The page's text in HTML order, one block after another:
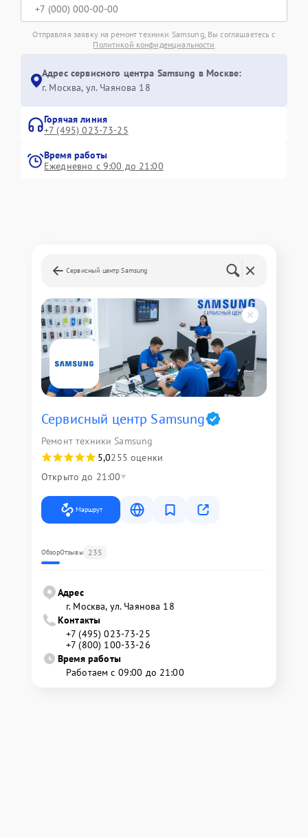
Отправляя заявку на ремонт техники Samsung, Вы соглашаетесь с
Политикой конфиденциальности
Адрес сервисного центра Samsung в Москве:
г. Москва, ул. Чаянова 18
Горячая линия
+7 (495) 023-73-25
Время работы
Ежедневно с 9:00 до 21:00
Сервисный центр Samsung
Сервисный центр Samsung
Ремонт техники Samsung
5,0255 оценки
Открыто до 21:00
Маршрут
ОбзорОтзывы 235
Адрес
г. Москва, ул. Чаянова 18
Контакты
+7 (495) 023-73-25
+7 (800) 100-33-26
Время работы
Работаем с 09:00 до 21:00